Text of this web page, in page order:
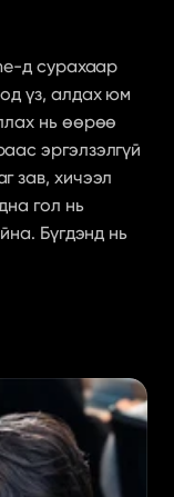
д сурахаар
үз, алдах юм
нь өөрөө
эргэлзэлгүй
зав, хичээл
гол нь
Бүгдэнд нь